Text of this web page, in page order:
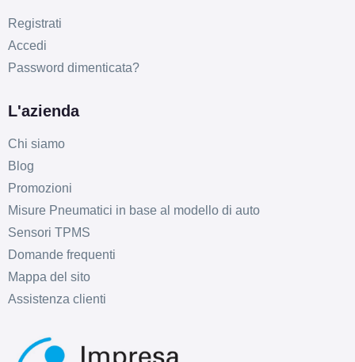
17" 7.5X17 ET30 5x120
Foro centrale: 72.6mm
Esaurito
MAK Fatale Ice Black 5
5x110
Esaurito
MAK Fatale Ice Black 5
fori 17" 7.5X17 ET35
5x100
MAK Fatale Ice Black 5
Registrati
Accedi
Password dimenticata?
L'azienda
Chi siamo
Blog
Promozioni
Misure Pneumatici in base al modello di auto
Sensori TPMS
Domande frequenti
Mappa del sito
Assistenza clienti